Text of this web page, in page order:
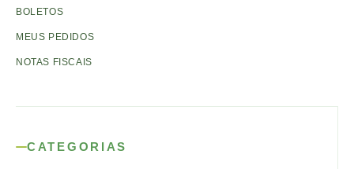
BOLETOS
MEUS PEDIDOS
NOTAS FISCAIS
CATEGORIAS